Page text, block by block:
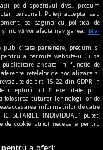
un spațiu
de o sală
nevoie de
pe dispozitivul dvs., precum
personal. Puteți accepta sau
pe pagina cu politica de
nu vă vor afecta navigarea.
Mai
partenere, precum si
a permite website-ului sa
afisate in functie de
retelelor de socializare si
de art. 15-22 din GDPR in
drepturi pot fi exercitate prin
folosirea tuturor Tehnologiilor de
accesarea informatiilor de catre
SETARILE INDIVIDUAL” puteti
cookie strict necesare pentru
a oferi: